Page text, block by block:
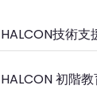
HALCON技術支
HALCON 初階